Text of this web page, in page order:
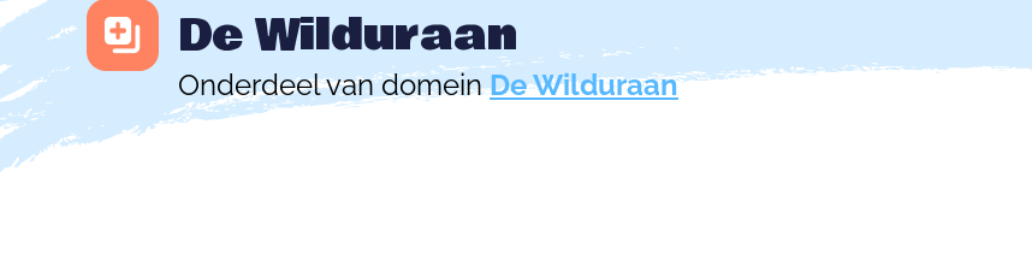
De Wilduraan
Onderdeel van domeinDe Wilduraan